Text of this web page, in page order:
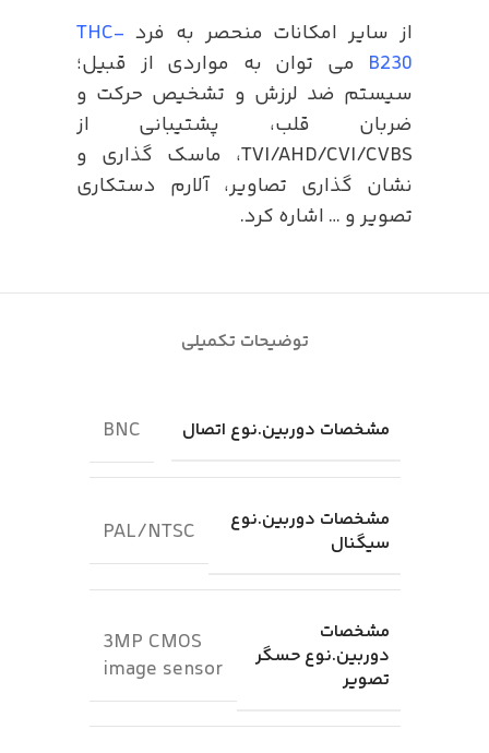
از سایر امکانات منحصر به فرد THC-
B230 می توان به مواردی از قبیل؛
سیستم ضد لرزش و تشخیص حرکت و
ضربان قلب، پشتیبانی از
TVI/AHD/CVI/CVBS، ماسک گذاری و
نشان گذاری تصاویر، آلارم دستکاری
تصویر و … اشاره کرد.
توضیحات تکمیلی
مشخصات دوربین.نوع اتصال BNC
مشخصات دوربین.نوع
سیگنال
PAL/NTSC
مشخصات
دوربین.نوع حسگر
تصویر
3MP CMOS
image sensor